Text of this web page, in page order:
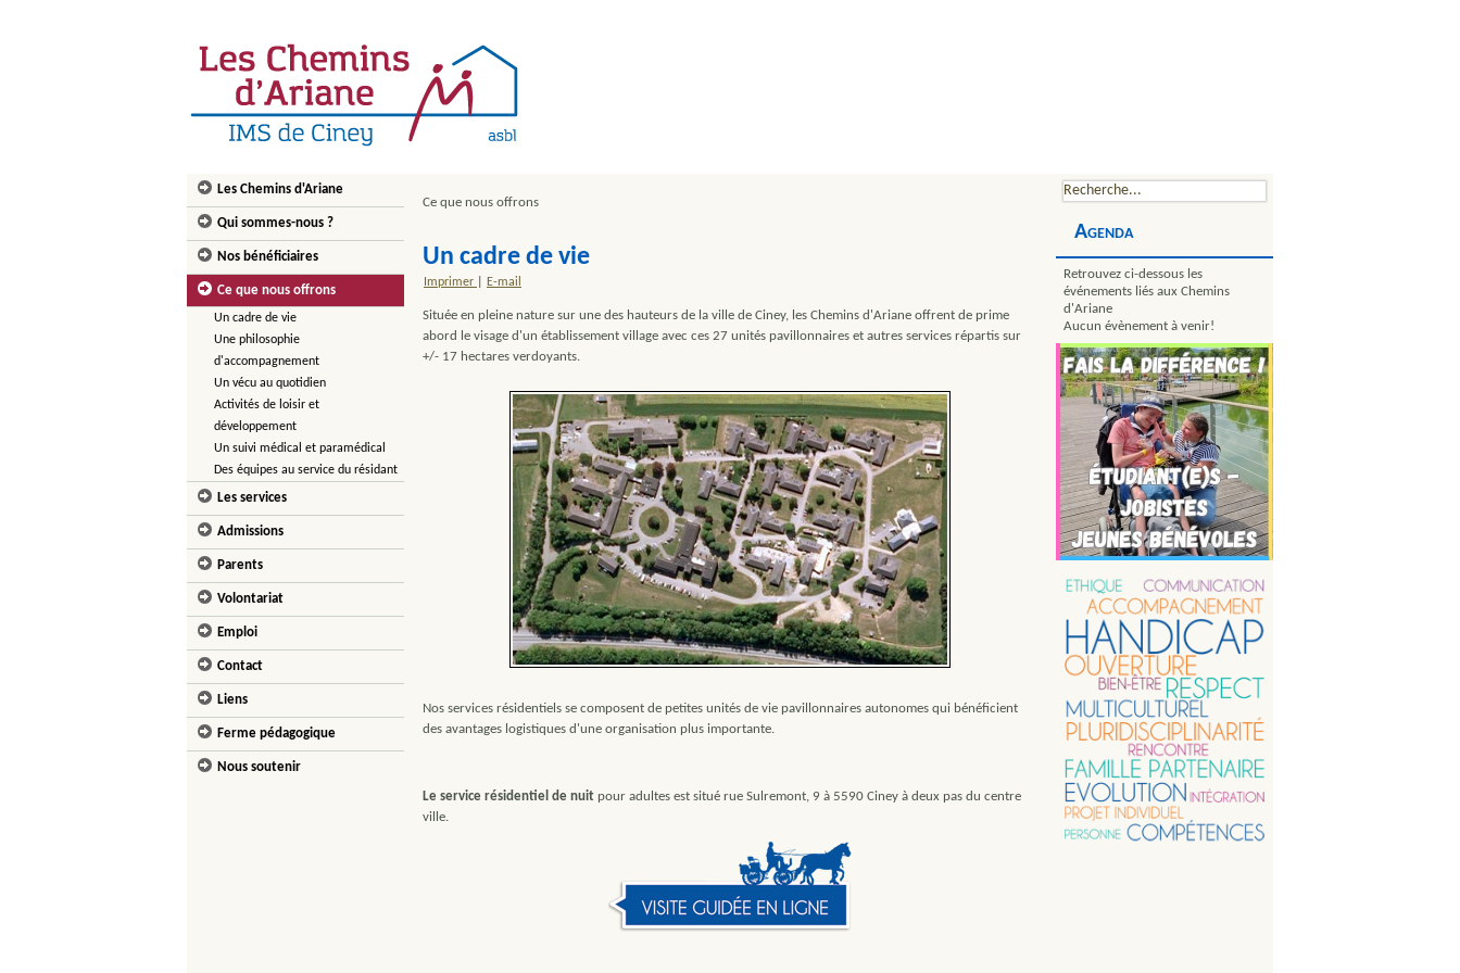
Les Chemins d'Ariane
Qui sommes-nous ?
Nos bénéficiaires
Ce que nous offrons
Un cadre de vie
Une philosophie
d'accompagnement
Un vécu au quotidien
Activités de loisir et
développement
Un suivi médical et paramédical
Des équipes au service du résidant
Les services
Admissions
Parents
Volontariat
Emploi
Contact
Liens
Ferme pédagogique
Nous soutenir
Ce que nous offrons
Un cadre de vie
Imprimer E-mail
Située en pleine nature sur une des hauteurs de la ville de Ciney, les Chemins d'Ariane offrent de prime
abord le visage d'un établissement village avec ces 27 unités pavillonnaires et autres services répartis sur
+/- 17 hectares verdoyants.
Nos services résidentiels se composent de petites unités de vie pavillonnaires autonomes qui bénéficient
des avantages logistiques d'une organisation plus importante.
Le service résidentiel de nuit pour adultes est situé rue Sulremont, 9 à 5590 Ciney à deux pas du centre
ville.
Agenda
Retrouvez ci-dessous les
événements liés aux Chemins
d'Ariane
Aucun évènement à venir!